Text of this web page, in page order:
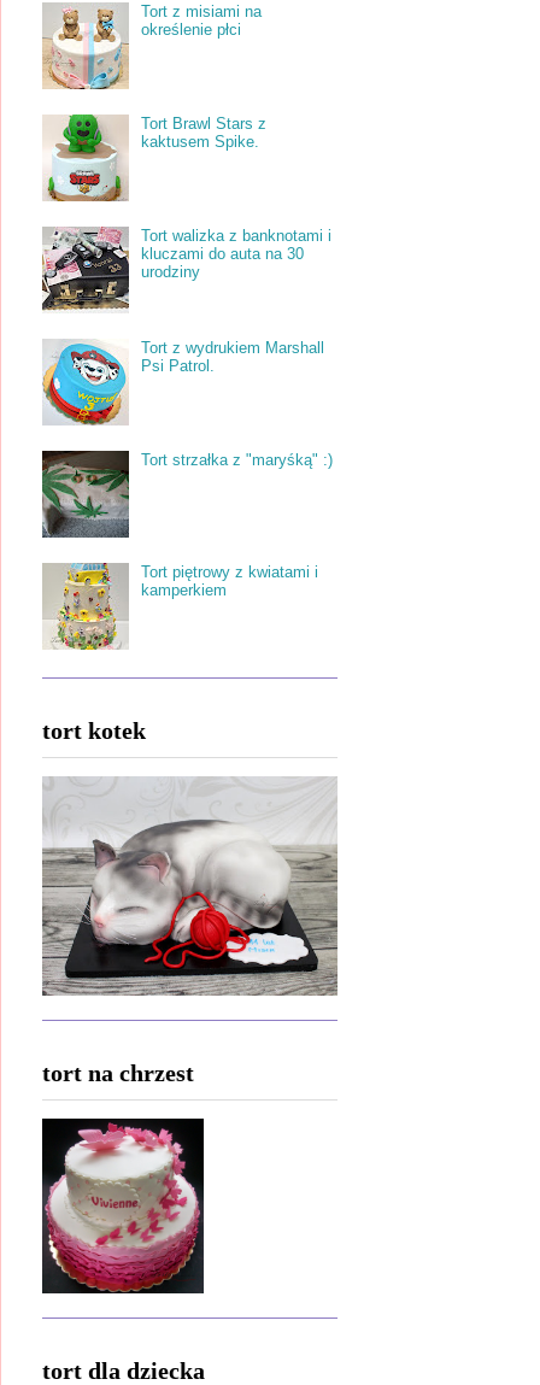
Tort z misiami na
określenie płci
Tort Brawl Stars z
kaktusem Spike.
Tort walizka z banknotami i
kluczami do auta na 30
urodziny
Tort z wydrukiem Marshall
Psi Patrol.
Tort strzałka z "maryśką" :)
Tort piętrowy z kwiatami i
kamperkiem
tort kotek
tort na chrzest
tort dla dziecka